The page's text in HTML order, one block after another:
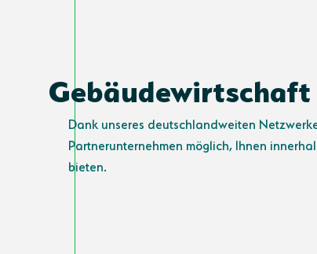
Dank unseres deutschlandweiten
Partnerunternehmen möglich, Ihnen
bieten.